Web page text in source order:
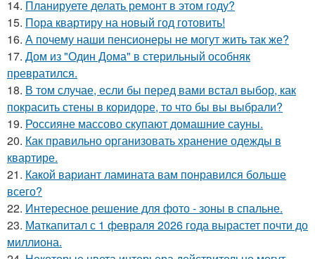
14. Планируете делать ремонт в этом году?
15. Пора квартиру на новый год готовить!
16. А почему наши пенсионеры не могут жить так же?
17. Дом из "Один Дома" в стерильный особняк
превратился.
18. В том случае, если бы перед вами встал выбор, как
покрасить стены в коридоре, то что бы вы выбрали?
19. Россияне массово скупают домашние сауны.
20. Как правильно организовать хранение одежды в
квартире.
21. Какой вариант ламината вам понравился больше
всего?
22. Интересное решение для фото - зоны в спальне.
23. Маткапитал с 1 февраля 2026 года вырастет почти до
миллиона.